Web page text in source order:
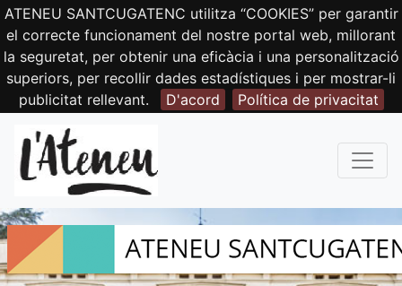
ATENEU SANTCUGATENC utilitza “COOKIES” per garantir
el correcte funcionament del nostre portal web, millorant
la seguretat, per obtenir una eficàcia i una personalització
superiors, per recollir dades estadístiques i per mostrar-li
publicitat rellevant.
D'acord Política de privacitat